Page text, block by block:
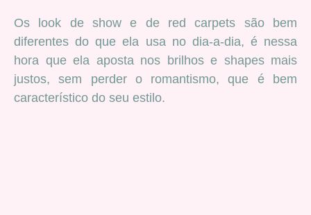
Os look de show e de red carpets são bem
diferentes do que ela usa no dia-a-dia, é nessa
hora que ela aposta nos brilhos e shapes mais
justos, sem perder o romantismo, que é bem
característico do seu estilo.